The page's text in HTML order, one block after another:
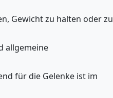
Gewicht zu halten oder zu
allgemeine
für die Gelenke ist im